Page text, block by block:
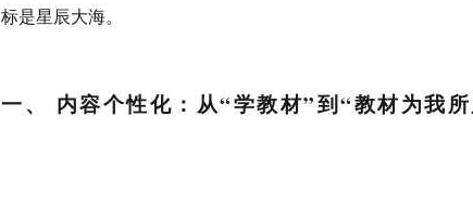
标是星辰大海。
一、 内容个性化：从“学教材”到“教材为我